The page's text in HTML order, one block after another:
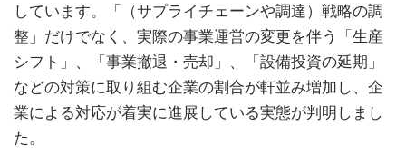
しています。「（サプライチェーンや調達）戦略の調
整」だけでなく、実際の事業運営の変更を伴う「生産
シフト」、「事業撤退・売却」、「設備投資の延期」
などの対策に取り組む企業の割合が軒並み増加し、企
業による対応が着実に進展している実態が判明しまし
た。